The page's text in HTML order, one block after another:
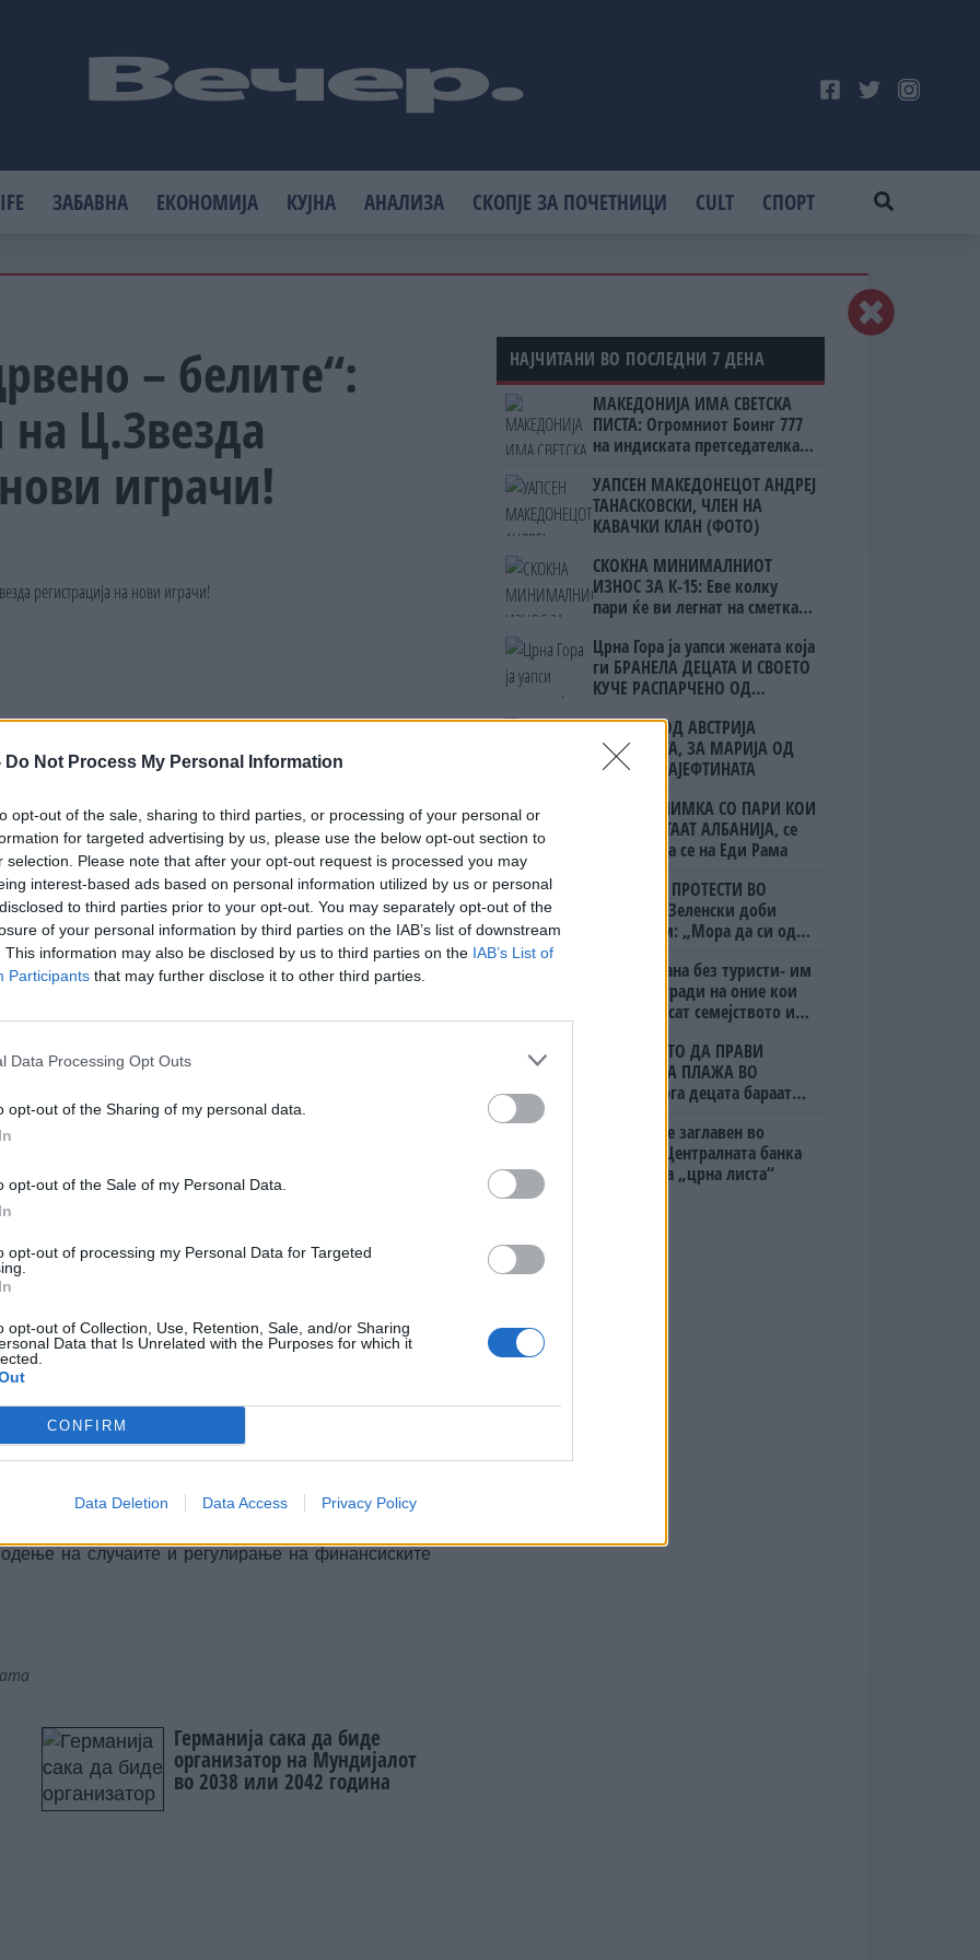
Do Not Process My Personal Information
opt-out of the sale, sharing to third parties, or processing of your personal or
for targeted advertising by us, please use the below opt-out section to
selection. Please note that after your opt-out request is processed you may
interest-based ads based on personal information utilized by us or personal
to third parties prior to your opt-out. You may separately opt-out of the
of your personal information by third parties on the IAB’s list of downstream
This information may also be disclosed by us to third parties on the IAB’s List of
Participants that may further disclose it to other third parties.
Data Processing Opt Outs
opt-out of the Sharing of my personal data.
opt-out of the Sale of my Personal Data.
opt-out of processing my Personal Data for Targeted
opt-out of Collection, Use, Retention, Sale, and/or Sharing
Data that Is Unrelated with the Purposes for which it
CONFIRM
Data Deletion Data Access Privacy Policy
ЗАБАВНА ЕКОНОМИЈА КУЈНА АНАЛИЗА СКОПЈЕ ЗА ПОЧЕТНИЦИ CULT СПОРТ
– белите“:
Ц.Звезда
играчи!
е Ц. Звезда. Каков срам за српскиот и балкански
првак. Имено како што ексклузивно објави
регистрација на нови играчи.
или до намирување на долгот поради еден од
е донесена пред неколку дена во Мајами,
куќа на фудбалот.
можност да го регулира долгот во наредните
би ги елиминирало несаканите последици во
на органот на ФИФА е извршна.
за казната на Црвена Звезда. Одлуките на
меѓународни спорови. Подоцнежните суспензии
на непочитување на правно обврзувачки акти.
важење, или додека не се намират обврските.
Американски Држави, ги поништува
на случаите и регулирање на финансиските
Германија сака да биде
организатор на Мундијалот
во 2038 или 2042 година
НАЈЧИТАНИ ВО ПОСЛЕДНИ 7 ДЕНА
МАКЕДОНИЈА ИМА СВЕТСКА
ПИСТА: Огромниот Боинг 777
на индиската претседателка
Скопје
УАПСЕН МАКЕДОНЕЦОТ АНДРЕЈ
ТАНАСКОВСКИ, ЧЛЕН НА
КАВАЧКИ КЛАН (ФОТО)
СКОКНА МИНИМАЛНИОТ
ИЗНОС ЗА К-15: Еве колку
пари ќе ви легнат на сметка
Црна Гора ја уапси жената која
ги БРАНЕЛА ДЕЦАТА И СВОЕТО
КУЧЕ РАСПАРЧЕНО ОД
ЗА БЕРТА ОД АВСТРИЈА
НАЈСКАПАТА, ЗА МАРИЈА ОД
ГРЦИЈА - НАЈЕФТИНАТА
(Видео) СНИМКА СО ПАРИ КОИ
ЈА НАПУШТААТ АЛБАНИЈА, се
тврди дека се на Еди Рама
ПРЕСВРТ И ПРОТЕСТИ ВО
УКРАИНА, Зеленски доби
ултиматум: „Мора да си оди,
Дубаи остана без туристи- им
даваат награди на оние кои
ќе го донесат семејството или
(Видео) ШТО ДА ПРАВИ
БУГАРКА НА ПЛАЖА ВО
ГРЦИЈА, кога децата бараат
Руи Коста е заглавен во
кредити, Централната банка
го стави на „црна листа“